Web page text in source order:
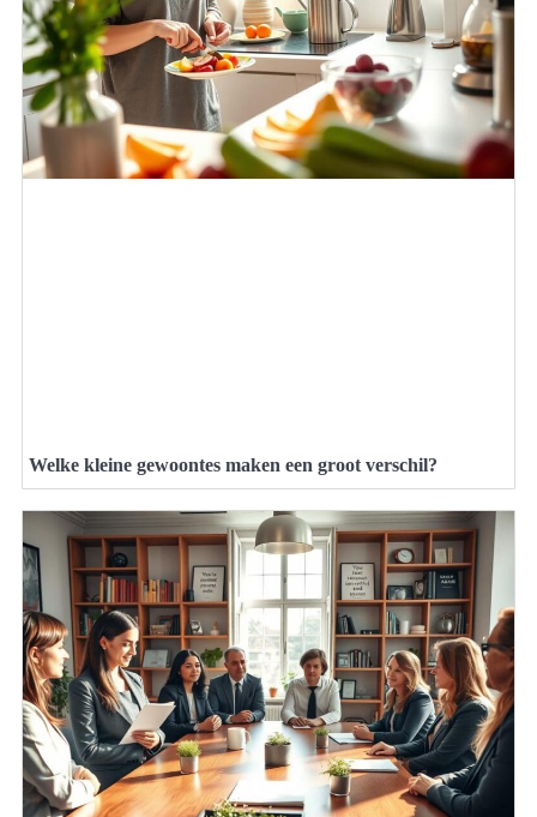
Welke kleine gewoontes maken een groot verschil?